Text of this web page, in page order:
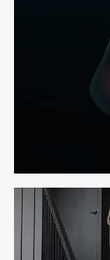
宁波高端网站建
宁波网站建设报
2026-08-04 17:55:09
宁波制造业网站